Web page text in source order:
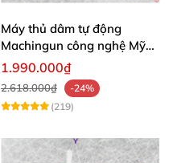
Máy thủ dâm tự động
Machingun công nghệ Mỹ
kích thích cực mạnh
1.990.000₫
2.618.000₫
-24%
(219)